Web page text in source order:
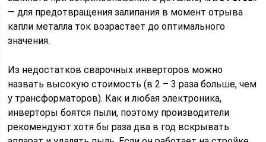
— для предотвращения залипания в момент отрыва
капли металла ток возрастает до оптимального
значения.
Из недостатков сварочных инверторов можно
назвать высокую стоимость (в 2 – 3 раза больше, чем
у трансформаторов). Как и любая электроника,
инверторы боятся пыли, поэтому производители
рекомендуют хотя бы раза два в год вскрывать